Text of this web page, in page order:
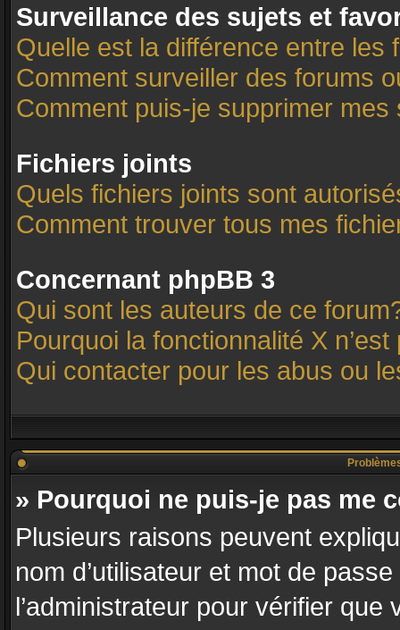
Surveillance des sujets et
Quelle est la différence entre les
Comment surveiller des forums
Comment puis-je supprimer
Fichiers joints
Quels fichiers joints sont
Comment trouver tous mes
Concernant phpBB 3
Qui sont les auteurs de ce
Pourquoi la fonctionnalité X
Qui contacter pour les abus ou
» Pourquoi ne puis-je pas me
Plusieurs raisons peuvent
nom d’utilisateur et mot de
l’administrateur pour vérifier que